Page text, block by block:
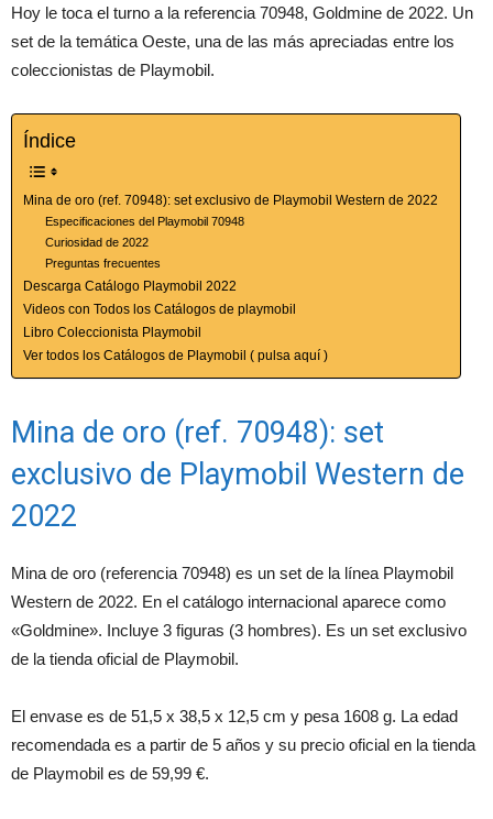
Hoy le toca el turno a la referencia 70948, Goldmine de 2022. Un
set de la temática Oeste, una de las más apreciadas entre los
coleccionistas de Playmobil.
Índice
Mina de oro (ref. 70948): set exclusivo de Playmobil Western de 2022
Especificaciones del Playmobil 70948
Curiosidad de 2022
Preguntas frecuentes
Descarga Catálogo Playmobil 2022
Videos con Todos los Catálogos de playmobil
Libro Coleccionista Playmobil
Ver todos los Catálogos de Playmobil ( pulsa aquí )
Mina de oro (ref. 70948): set
exclusivo de Playmobil Western de
2022
Mina de oro (referencia 70948) es un set de la línea Playmobil
Western de 2022. En el catálogo internacional aparece como
«Goldmine». Incluye 3 figuras (3 hombres). Es un set exclusivo
de la tienda oficial de Playmobil.
El envase es de 51,5 x 38,5 x 12,5 cm y pesa 1608 g. La edad
recomendada es a partir de 5 años y su precio oficial en la tienda
de Playmobil es de 59,99 €.